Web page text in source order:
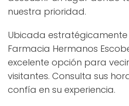
nuestra prioridad.
Ubicada estratégicamente
Farmacia Hermanos
excelente opción para
visitantes. Consulta sus
confía en su experiencia.